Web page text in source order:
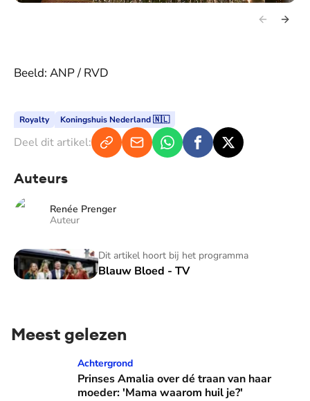
Beeld: ANP / RVD
Royalty Koningshuis Nederland 🇳🇱
Deel dit artikel:
Auteurs
Renée Prenger
Auteur
Dit artikel hoort bij het programma
Blauw Bloed - TV
Blauw Bloed - TV
Meest gelezen
Prinses Amalia over dé traan van haar moeder: 'Mama
Achtergrond
Prinses Amalia over dé traan van haar
moeder: 'Mama waarom huil je?'